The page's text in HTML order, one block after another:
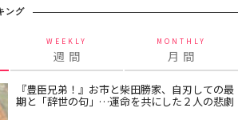
ング
WEEKLY
週 間
MONTHLY
月 間
『豊臣兄弟！』お市と柴田勝家、自刃しての最
期と「辞世の句」…運命を共にした２人の悲劇